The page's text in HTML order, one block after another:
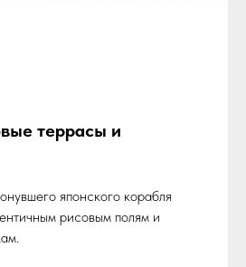
террасы и
японского корабля
рисовым полям и